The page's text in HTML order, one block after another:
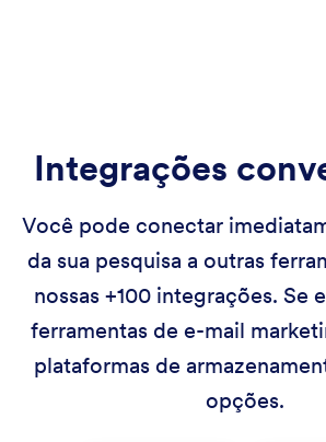
Integrações
Você pode conectar
da sua pesquisa a outras
nossas +100 integrações. Se
ferramentas de e-mail
plataformas de
opções.